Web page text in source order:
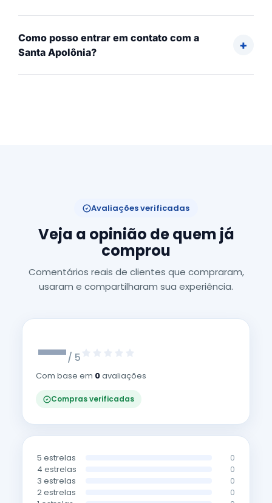
Como posso entrar em contato com a
Santa Apolônia?
Avaliações verificadas
Veja a opinião de quem já
comprou
Comentários reais de clientes que compraram,
usaram e compartilharam sua experiência.
—/ 5
Com base em 0avaliações
Compras verificadas
5 estrelas 0
4 estrelas 0
3 estrelas 0
2 estrelas 0